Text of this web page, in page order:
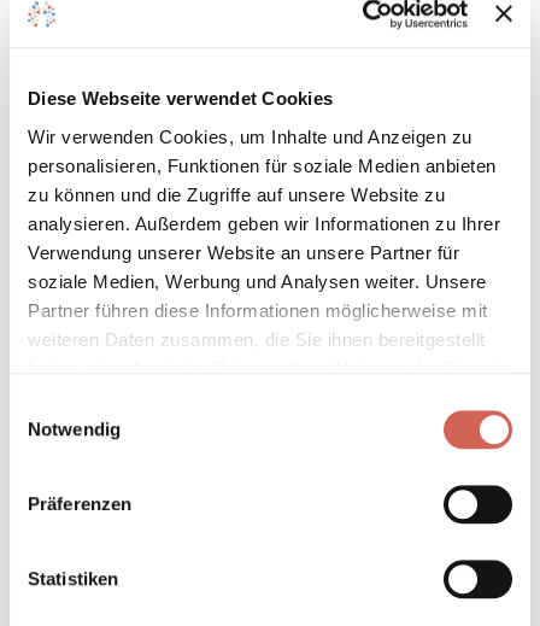
Diese Webseite verwendet Cookies
Wir verwenden Cookies, um Inhalte und Anzeigen zu
personalisieren, Funktionen für soziale Medien anbieten
zu können und die Zugriffe auf unsere Website zu
analysieren. Außerdem geben wir Informationen zu Ihrer
Verwendung unserer Website an unsere Partner für
soziale Medien, Werbung und Analysen weiter. Unsere
Partner führen diese Informationen möglicherweise mit
weiteren Daten zusammen, die Sie ihnen bereitgestellt
Notwendig
Präferenzen
Statistiken
Auf den Wunschzettel
* Gilt für Lieferungen innerhalb Deutschlands, Lieferzeiten für andere
Länder entnehmen Sie bitte unserenVersandinformationen .
Technische Details und Hinweise
Hinweis zur Grundierung
Technische Daten
Hinweis zur Farbtongenauigkeit